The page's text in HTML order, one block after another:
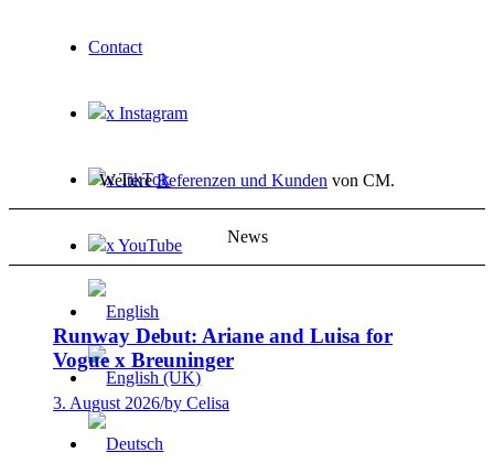
Contact
x Instagram
x TikTok
x YouTube
WeitereReferenzen und Kunden von CM.
News
Runway Debut: Ariane and Luisa for
Vogue x Breuninger
3. August 2026/by Celisa